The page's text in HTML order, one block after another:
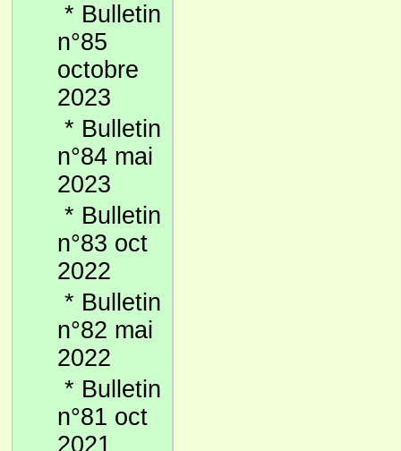
* Bulletin
n°85
octobre
2023
* Bulletin
n°84 mai
2023
* Bulletin
n°83 oct
2022
* Bulletin
n°82 mai
2022
* Bulletin
n°81 oct
2021